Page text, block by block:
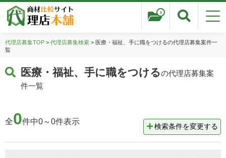
0
代理店募集TOP> 代理店募集検索> 医療・福祉、手に職をつけるの代理店募集案件一
覧
医療・福祉、手に職をつけるの代理店募集案
件一覧
全0件中0～0件表示
検索条件を変更する